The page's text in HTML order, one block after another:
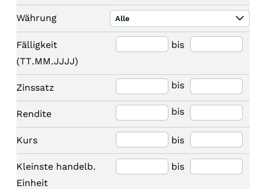
Währung Alle
Fälligkeit
(TT.MM.JJJJ)
bis
Zinssatz bis
Rendite bis
Kurs bis
Kleinste handelb.
Einheit
bis